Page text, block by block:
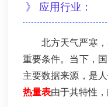
》 应用行业：
北方天气严寒
重要条件。当下，
主要数据来源，是
热量表由于其特性